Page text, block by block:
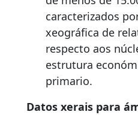
caracterizados
xeográfica de
respecto aos
estrutura
primario.
Datos xerais para